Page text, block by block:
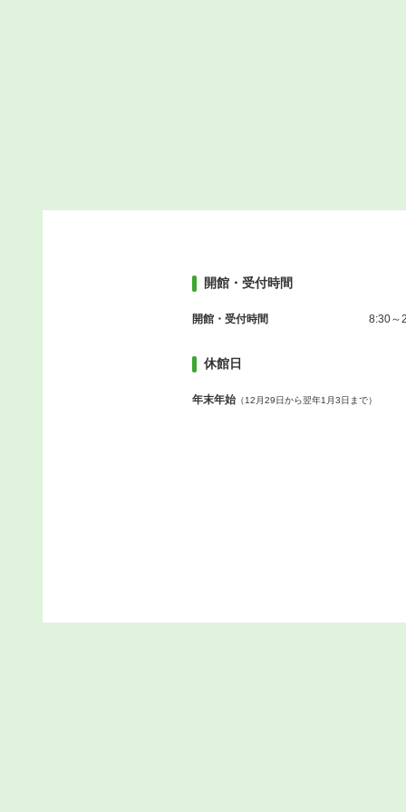
開館・受付時間
開館・受付時間 8:30～
休館日
年末年始 （12月29日から翌年1月3日まで）